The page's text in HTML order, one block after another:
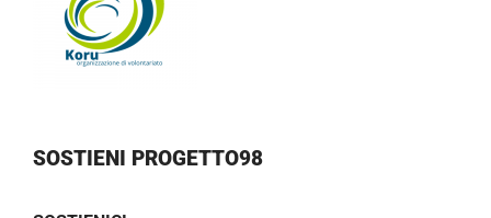
SOSTIENI PROGETTO98